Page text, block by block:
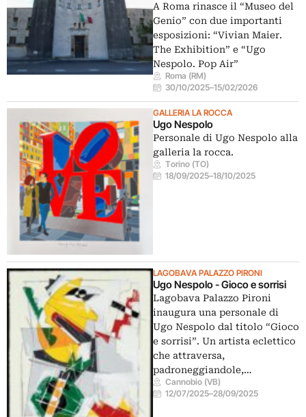
A Roma rinasce il “Museo del
Genio” con due importanti
esposizioni: “Vivian Maier.
The Exhibition” e “Ugo
Nespolo. Pop Air”
Roma (RM)
30/10/2025–15/02/2026
GALLERIA LA ROCCA
Ugo Nespolo
Personale di Ugo Nespolo alla
galleria la rocca.
Torino (TO)
18/09/2025–18/10/2025
LAGOBAVA PALAZZO PIRONI
Ugo Nespolo - Gioco e sorrisi
Lagobava Palazzo Pironi
inaugura una personale di
Ugo Nespolo dal titolo “Gioco
e sorrisi”. Un artista eclettico
che attraversa,
padroneggiandole,…
Cannobio (VB)
12/07/2025–28/09/2025